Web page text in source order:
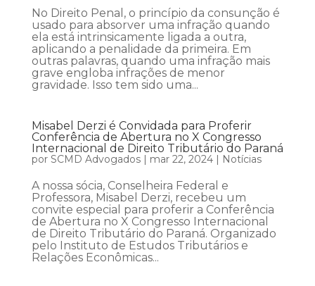
No Direito Penal, o princípio da consunção é
usado para absorver uma infração quando
ela está intrinsicamente ligada a outra,
aplicando a penalidade da primeira. Em
outras palavras, quando uma infração mais
grave engloba infrações de menor
gravidade. Isso tem sido uma...
Misabel Derzi é Convidada para Proferir
Conferência de Abertura no X Congresso
Internacional de Direito Tributário do Paraná
por SCMD Advogados| mar 22, 2024| Notícias
A nossa sócia, Conselheira Federal e
Professora, Misabel Derzi, recebeu um
convite especial para proferir a Conferência
de Abertura no X Congresso Internacional
de Direito Tributário do Paraná. Organizado
pelo Instituto de Estudos Tributários e
Relações Econômicas...